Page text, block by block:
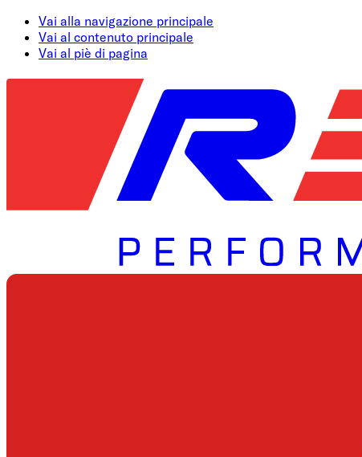
Vai alla navigazione principale
Vai al contenuto principale
Vai al piè di pagina